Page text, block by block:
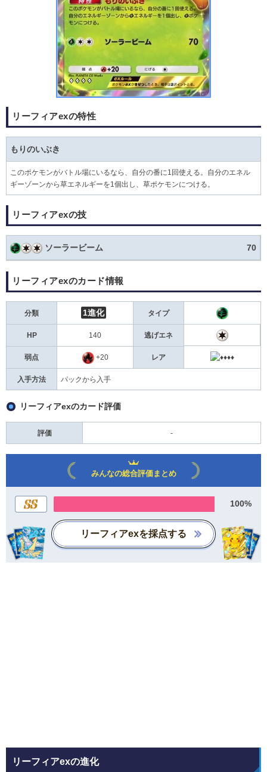
リーフィアexの特性
もりのいぶき
このポケモンがバトル場にいるなら、自分の番に1回使える。自分のエネル
ギーゾーンから草エネルギーを1個出し、草ポケモンにつける。
リーフィアexの技
ソーラービーム 70
リーフィアexのカード情報
分類 1進化 タイプ
HP 140 逃げエネ
弱点 +20 レア
入手方法 パックから入手
リーフィアexのカード評価
評価 -
みんなの総合評価まとめ
100%
リーフィアexを採点する
リーフィアexの進化